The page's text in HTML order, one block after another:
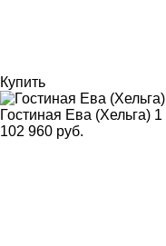
Купить
Гостиная Ева (Хельга) 1
102 960 руб.